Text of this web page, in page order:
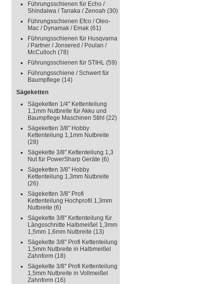
Führungsschienen für Echo /
Shindaiwa / Tanaka / Zenoah (30)
Führungsschienen Efco / Oleo-
Mac / Dynamak / Emak (61)
Führungsschienen für Husqvarna
/ Partner / Jonsered / Poulan /
McCulloch (78)
Führungsschienen für STIHL (59)
Führungsschiene / Schwert für
Baumpflege (14)
Sägeketten
Sägeketten 1/4" Kettenteilung
1,1mm Nutbreite für Akku und
Baumpflege Maschinen Stihl (22)
Sägeketten 3/8" Hobby
Kettenteilung 1,1mm Nutbreite
(28)
Sägekette 3/8" Kettenteilung 1,3
Nut für PowerSharp Geräte (6)
Sägeketten 3/8" Hobby
Kettenteilung 1,3mm Nutbreite
(26)
Sägeketten 3/8" Profi
Kettenteilung Hochprofil 1,3mm
Nutbreite (6)
Sägekette 3/8" Kettenteilung für
Längsschnitte Halbmeißel 1,3mm
1,5mm 1,6mm Nutbreite (13)
Sägekette 3/8" Profi Kettenteilung
1,5mm Nutbreite in Halbmeißel
Zahnform (18)
Sägekette 3/8" Profi Kettenteilung
1,5mm Nutbreite in Vollmeißel
Zahnform (16)